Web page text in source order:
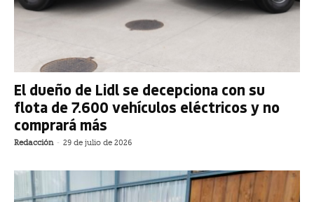
El dueño de Lidl se decepciona con su
flota de 7.600 vehículos eléctricos y no
comprará más
Redacción - 29 de julio de 2026